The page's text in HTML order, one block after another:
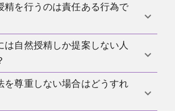
いです。
理した精子をクリニックで子宮内
。 自然授精は、提供者との無防備
す。
精を行うのは責任ある行為で
査と、感染や再検査についての会
るのは責任あるやり方ではありま
は自然授精しか提案しない人
る人が、その理由を「成功率が高
ことがあります。 そのため、かな
を尊重しない場合はどうすれ